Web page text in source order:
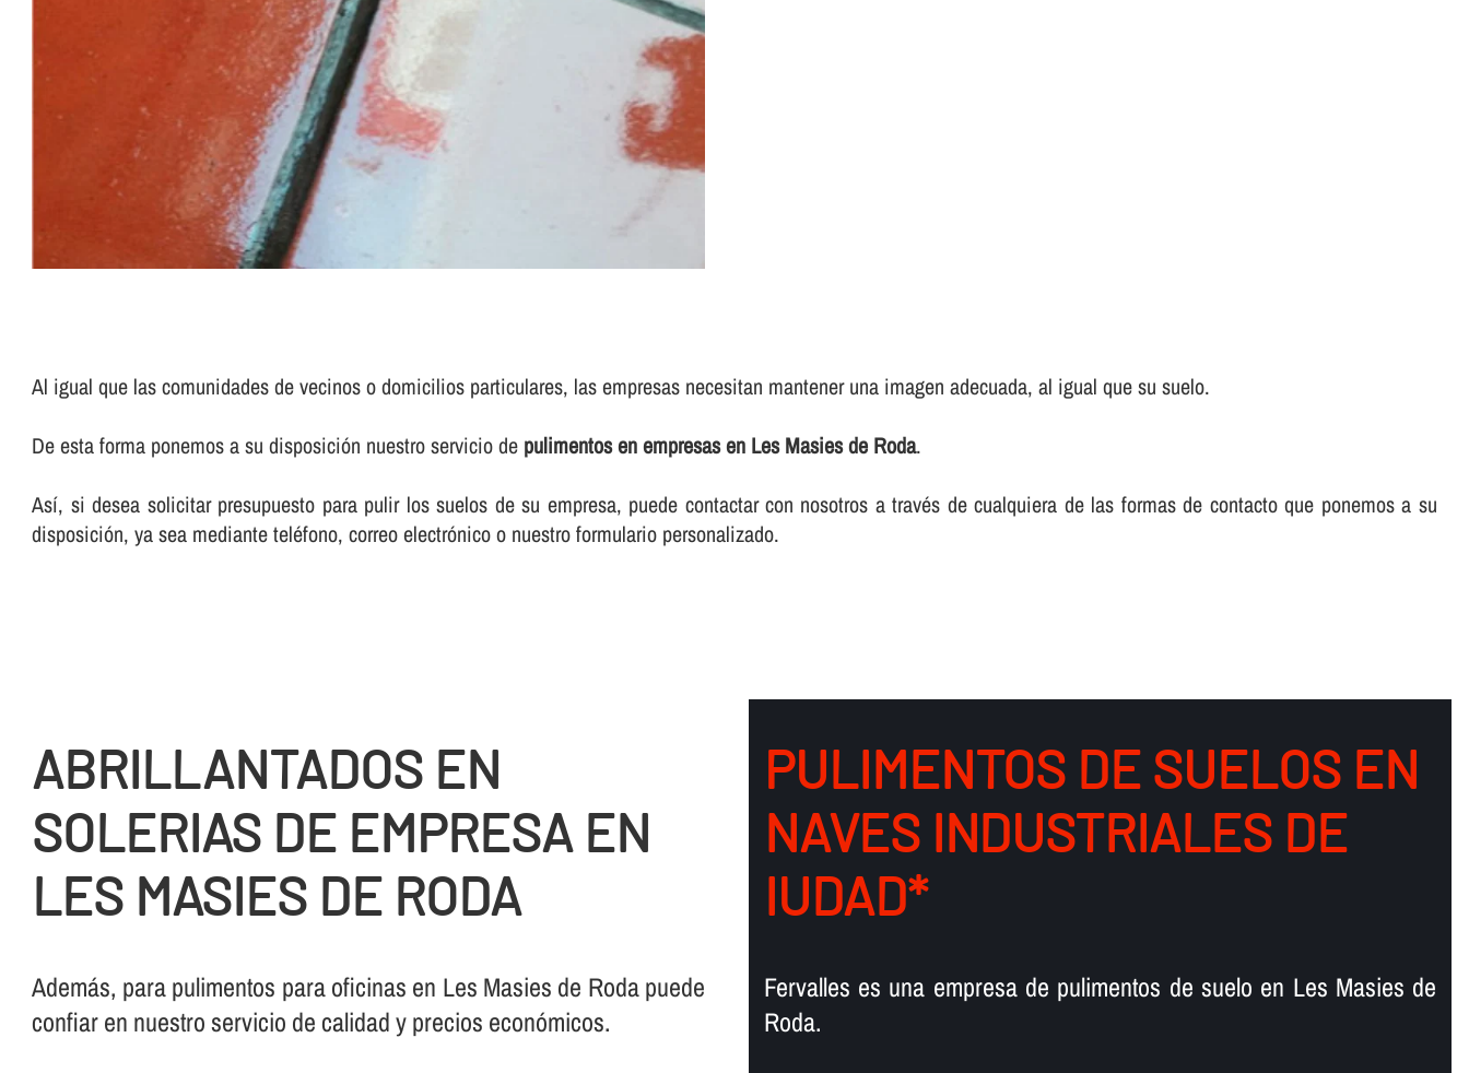
Al igual que las comunidades de vecinos o domicilios particulares, las empresas necesitan mantener una imagen adecuada, al igual que su suelo.
De esta forma ponemos a su disposición nuestro servicio de pulimentos en empresas en Les Masies de Roda.
Así­, si desea solicitar presupuesto para pulir los suelos de su empresa, puede contactar con nosotros a través de cualquiera de las formas de contacto que ponemos a su
disposición, ya sea mediante teléfono, correo electrónico o nuestro formulario personalizado.
ABRILLANTADOS EN
SOLERIAS DE EMPRESA EN
LES MASIES DE RODA
Además, para pulimentos para oficinas en Les Masies de Roda puede
confiar en nuestro servicio de calidad y precios económicos.
PULIMENTOS DE SUELOS EN
NAVES INDUSTRIALES DE
IUDAD*
Fervalles es una empresa de pulimentos de suelo en Les Masies de
Roda.